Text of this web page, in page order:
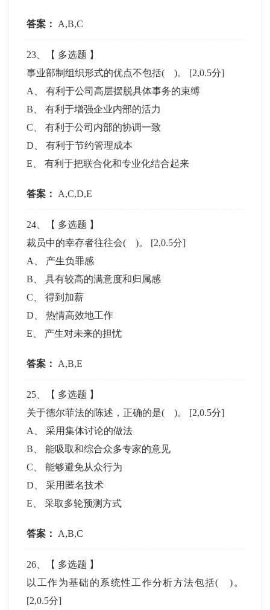
答案： A,B,C
23 、【 多选题 】
事业部制组织形式的优点不包括( )。 [2,0.5分]
A
、有利于公司高层摆脱具体事务的束缚
B 、有利于增强企业内部的活力
C 、有利于公司内部的协调一致
D 、有利于节约管理成本
E 、有利于把联合化和专业化结合起来
答案： A,C,D,E
24 、【 多选题 】
裁员中的幸存者往往会( )。 [2,0.5分]
A
产生负罪感
B 、具有较高的满意度和归属感
C 、得到加薪
D 、热情高效地工作
E
产生对未来的担忧
答案： A,B,E
25 、【 多选题 】
关于德尔菲法的陈述，正确的是( )。 [2,0.5分]
A
、采用集体讨论的做法
B 、能吸取和综合众多专家的意见
C 、能够避免从众行为
D 、采用匿名技术
E 、采取多轮预测方式
答案： A,B,C
26 、【 多选题 】
以工作为基础的系统性工作分析方法包括( )。
[2,0.5分]